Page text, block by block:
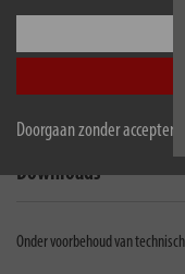
Doorgaan zonder accepteren
Beschrijving
Omvang van de levering
Downloads
Onder voorbehoud van